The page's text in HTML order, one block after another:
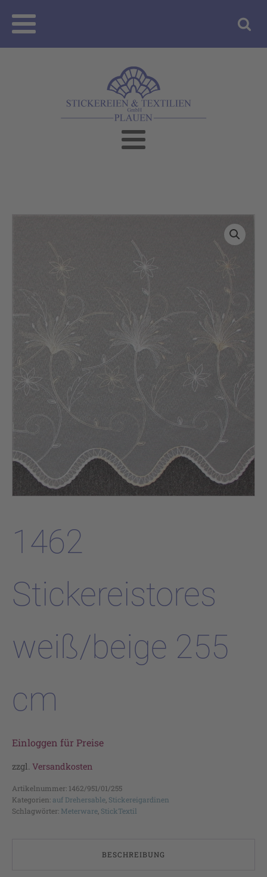
1462
Stickereistores
weiß/beige 255
cm
Einloggen für Preise
zzgl. Versandkosten
Artikelnummer: 1462/951/01/255
Kategorien: auf Drehersable, Stickereigardinen
Schlagwörter: Meterware, StickTextil
BESCHREIBUNG